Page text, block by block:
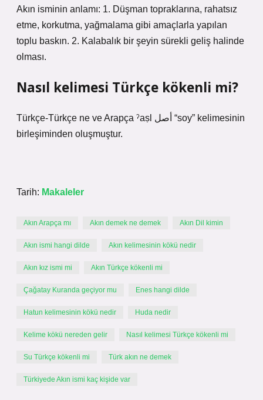
Akın isminin anlamı: 1. Düşman topraklarına, rahatsız
etme, korkutma, yağmalama gibi amaçlarla yapılan
toplu baskın. 2. Kalabalık bir şeyin sürekli geliş halinde
olması.
Nasıl kelimesi Türkçe kökenli mi?
Türkçe-Türkçe ne ve Arapça ˀaṣl أصل “soy” kelimesinin
birleşiminden oluşmuştur.
Tarih: Makaleler
Akın Arapça mı Akın demek ne demek Akın Dil kimin
Akın ismi hangi dilde Akın kelimesinin kökü nedir
Akın kız ismi mi Akın Türkçe kökenli mi
Çağatay Kuranda geçiyor mu Enes hangi dilde
Hatun kelimesinin kökü nedir Huda nedir
Kelime kökü nereden gelir Nasıl kelimesi Türkçe kökenli mi
Su Türkçe kökenli mi Türk akın ne demek
Türkiyede Akın ismi kaç kişide var